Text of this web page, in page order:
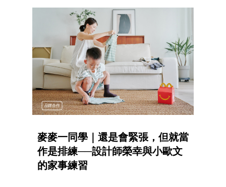
品牌合作
麥麥一同學｜還是會緊張，但就當
作是排練──設計師榮幸與小歐文
的家事練習